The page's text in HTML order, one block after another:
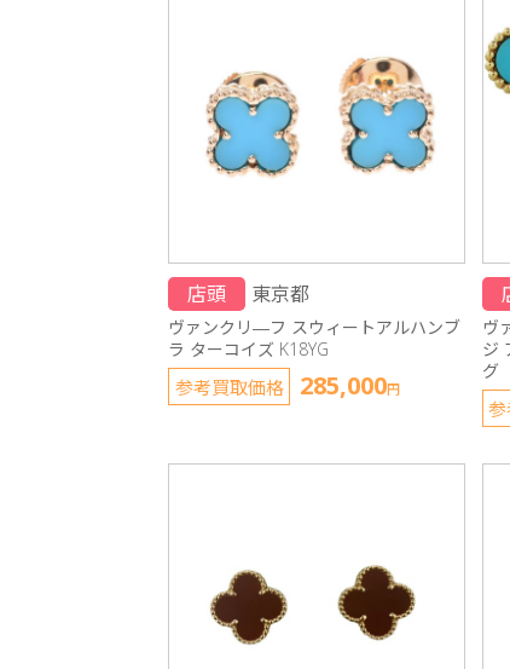
店頭 東京都
ヴァンクリ―フ スウィートアルハンブ
ラ ターコイズ K18YG
参考買取価格 285,000円
ヴ
ジ
グ